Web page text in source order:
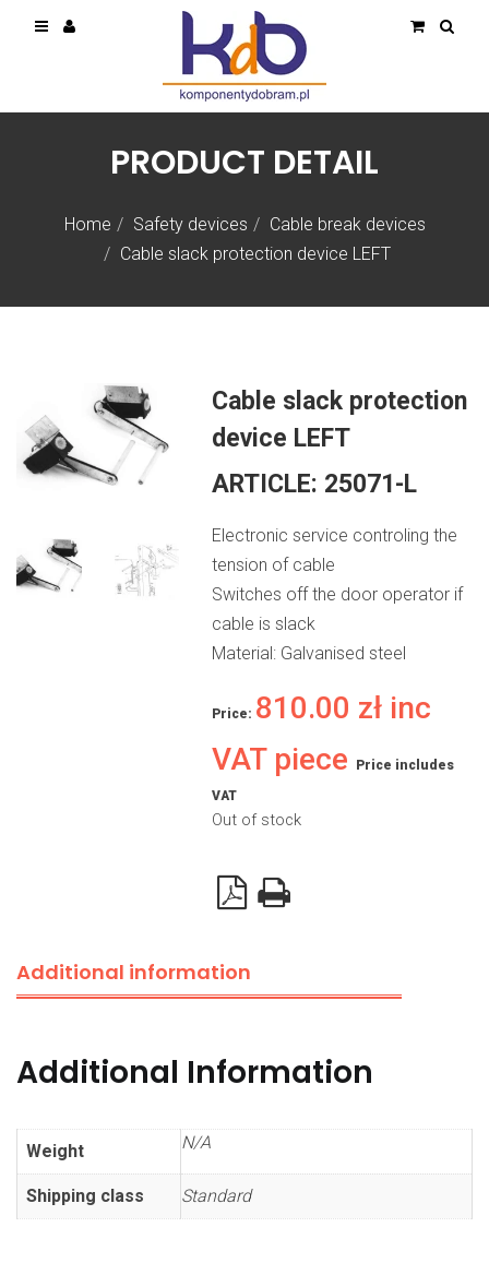
Home Safety devices
Cable break devices
Cable slack protection device LEFT
PRODUCT DETAIL
Cable slack protection
device LEFT
ARTICLE: 25071-L
Electronic service controling the
tension of cable
Switches off the door operator if
cable is slack
Material: Galvanised steel
Price: 810.00 zł inc
VAT piece
Price includes
VAT
Out of stock
Additional information
Additional Information
Weight N/A
Shipping class Standard